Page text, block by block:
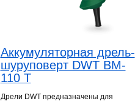
Аккумуляторная дрель-
шуруповерт DWT BM-
110 T
Дрели DWT предназначены для